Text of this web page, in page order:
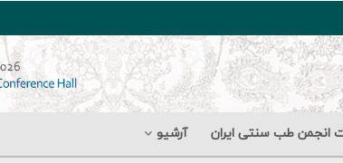
انجمن طب سنتی ایران آرشیو